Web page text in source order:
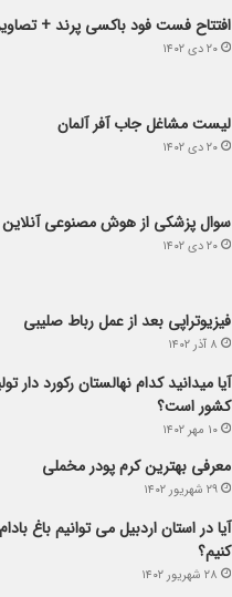
افتتاح فست فود باکسی پرند +
۲۰ دی ۱۴۰۲
لیست مشاغل جاب آفر آلمان
۲۰ دی ۱۴۰۲
سوال پزشکی از هوش مصنوعی آنلاین
۲۰ دی ۱۴۰۲
فیزیوتراپی بعد از عمل رباط صلیبی
۸ آذر ۱۴۰۲
آیا می­دانید کدام نهالستان رکورد دار
کشور است؟
۱۰ مهر ۱۴۰۲
معرفی بهترین کرم پودر مخملی
۲۹ شهریور ۱۴۰۲
آیا در استان اردبیل می توانیم باغ
کنیم؟
۲۸ شهریور ۱۴۰۲